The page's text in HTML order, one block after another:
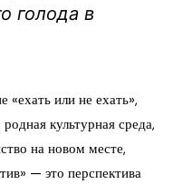
голода в
или не ехать»,
культурная среда,
на новом месте,
— это перспектива